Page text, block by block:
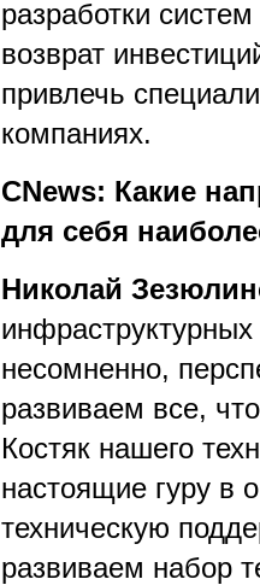
разработки
возврат
привлечь
компаниях.
CNews: Какие
для себя
Николай
несомненно,
развиваем все,
Костяк нашего
настоящие гуру в
техническую
развиваем набор